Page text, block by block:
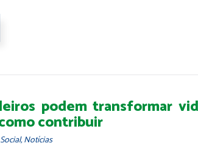
podem transformar
contribuir
,Notícias